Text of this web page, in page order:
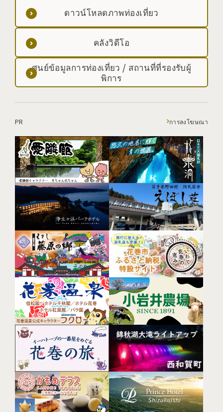
ดาวน์โหลดภาพท่องเที่ยว
คลังวิดีโอ
ศูนย์ข้อมูลการท่องเที่ยว / สถานที่ที่รองรับผู้
พิการ
PR การลงโฆษณา